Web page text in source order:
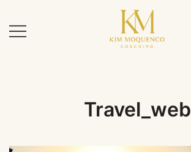
Inhalt
springen
Travel_web